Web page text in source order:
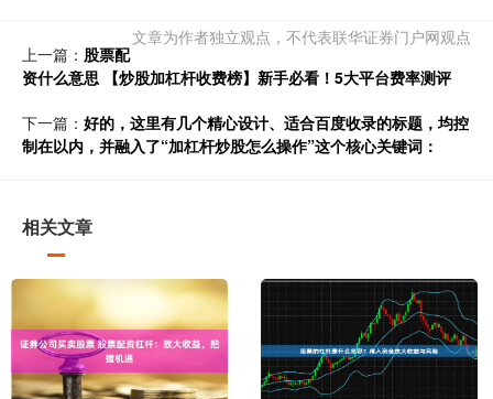
文章为作者独立观点，不代表联华证券门户网观点
上一篇： 股票配
资什么意思 【炒股加杠杆收费榜】新手必看！5大平台费率测评
下一篇： 好的，这里有几个精心设计、适合百度收录的标题，均控
制在以内，并融入了“加杠杆炒股怎么操作”这个核心关键词：
相关文章